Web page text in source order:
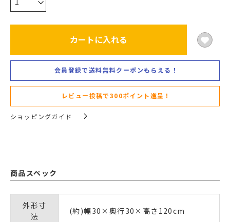
カートに入れる
会員登録で送料無料クーポンもらえる！
レビュー投稿で300ポイント進呈！
ショッピングガイド
商品スペック
外形寸
法
(約)幅30×奥行30×高さ120cm